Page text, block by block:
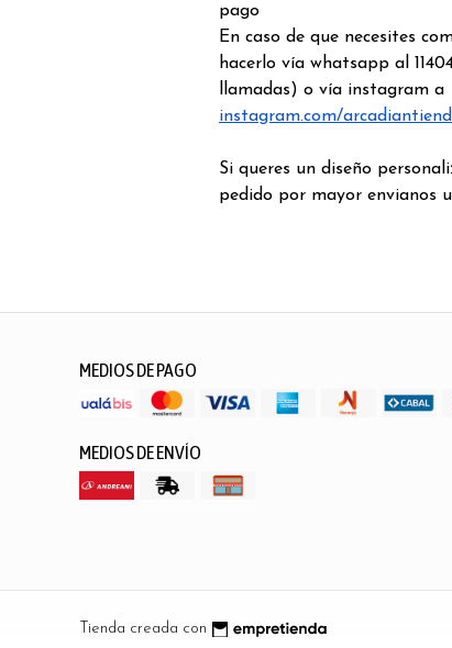
pago
En caso de que necesites
hacerlo vía whatsapp al
llamadas) o vía instagram a
instagram.com/
Si queres un diseño
pedido por mayor envianos
MEDIOS DE PAGO
MEDIOS DE ENVÍO
Tienda creada con